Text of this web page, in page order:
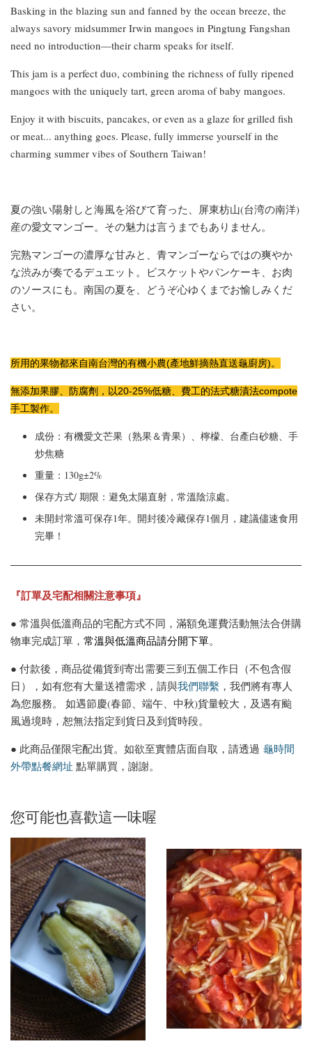
Basking in the blazing sun and fanned by the ocean breeze, the
always savory midsummer Irwin mangoes in Pingtung Fangshan
need no introduction—their charm speaks for itself.
This jam is a perfect duo, combining the richness of fully ripened
mangoes with the uniquely tart, green aroma of baby mangoes.
Enjoy it with biscuits, pancakes, or even as a glaze for grilled fish
or meat... anything goes. Please, fully immerse yourself in the
charming summer vibes of Southern Taiwan!
夏の強い陽射しと海風を浴びて育った、屏東枋山(台湾の南洋)
産の愛文マンゴー。その魅力は言うまでもありません。
完熟マンゴーの濃厚な甘みと、青マンゴーならではの爽やか
な渋みが奏でるデュエット。ビスケットやパンケーキ、お肉
のソースにも。南国の夏を、どうぞ心ゆくまでお愉しみくだ
さい。
所用的果物都來自南台灣的有機小農(產地鮮摘熱直送龜廚房)。
無添加果膠、防腐劑，以20-25%低糖、費工的法式糖漬法compote
手工製作。
成份：有機愛文芒果（熟果＆青果）、檸檬、台產白砂糖、手
炒焦糖
重量：130g±2%
保存方式/ 期限：避免太陽直射，常溫陰涼處。
未開封常溫可保存1年。開封後冷藏保存1個月，建議儘速食用
完畢！
『訂單及宅配相關注意事項』
● 常溫與低溫商品的宅配方式不同，滿額免運費活動無法合併購
物車完成訂單， 常溫與低溫商品請分開下單。
● 付款後，商品從備貨到寄出需要三到五個工作日（不包含假
日），如有您有大量送禮需求，請與我們聯繫 ，我們將有專人
為您服務。 如遇節慶(春節、端午、中秋)貨量較大，及遇有颱
風過境時，恕無法指定到貨日及到貨時段。
● 此商品僅限宅配出貨。如欲至實體店面自取，請透過 龜時間
外帶點餐網址 點單購買，謝謝。
您可能也喜歡這一味喔